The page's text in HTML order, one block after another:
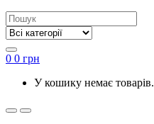
0 0 грн
У кошику немає товарів.